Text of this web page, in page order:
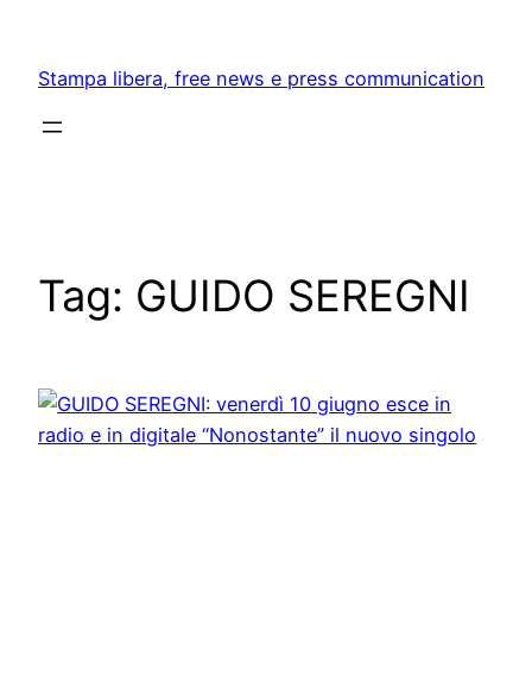
content
Stampa libera, free news e press communication
Tag: GUIDO SEREGNI